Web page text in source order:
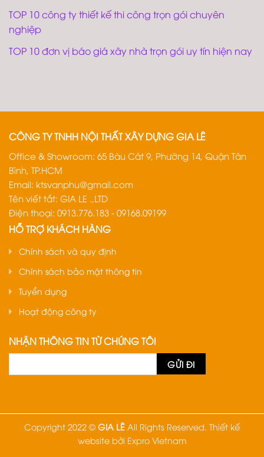
TOP 10 công ty thiết kế thi công trọn gói chuyên
nghiệp
TOP 10 đơn vị báo giá xây nhà trọn gói uy tín hiện nay
CÔNG TY TNHH NỘI THẤT XÂY DỰNG GIA LÊ
Office & Showroom: 65 Bàu Cát 9, Phường 14, Quận Tân
Bình, TP.HCM
Email: ktsvanphu@gmail.com
Tên viết tắt: GIA LE .,LTD
Điện thoại: 0913.776.183 - 09168.09199
HỖ TRỢ KHÁCH HÀNG
Chính sách và quy định
Chính sách bảo mật thông tin
Tuyển dụng
Hoạt động công ty
NHẬN THÔNG TIN TỪ CHÚNG TÔI
Copyright 2022 © GIA LÊ All Rights Reserved. Thiết kế
websitebởi Expro Vietnam